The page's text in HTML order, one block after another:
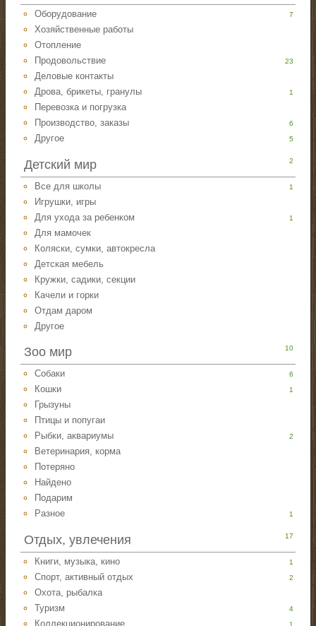
Оборудование 7
Хозяйственные работы
Отопление
Продовольствие
23
Деловые контакты
Дрова, брикеты, гранулы
1
Перевозка и погрузка
Производство, заказы
6
Другое 5
Детский мир 2
Все для школы 1
Игрушки, игры
Для ухода за ребенком
1
Для мамочек
Коляски, сумки, автокресла
Детская мебель
Кружки, садики, секции
Качели и горки
Отдам даром
Другое
Зоо мир 10
Собаки 6
Кошки 1
Грызуны
Птицы и попугаи
Рыбки, аквариумы
2
Ветеринария, корма
Потеряно
Найдено
Подарим
Разное
1
Отдых, увлечения 17
Книги, музыка, кино 1
Спорт, активный отдых 2
Охота, рыбалка
Туризм
4
Коллекционирование 1